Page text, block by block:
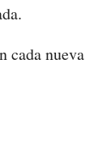
cada nueva